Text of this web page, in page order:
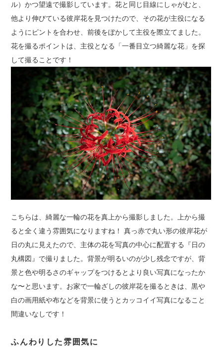
ル）かつ望遠で撮影しています。花と同じ目線にしゃがむと、
他より伸びている彼岸花を見つけたので、その花が主役になる
ようにピントを合わせ、前後をぼかして主役を際立てました。
花を撮るポイントは、主役となる「一番目立つ綺麗な花」を探
して撮ることです！
こちらは、綺麗な一輪の花を真上から撮影しました。上から撮
ると全く違う雰囲気になりますね！ 真っ赤で丸い形の彼岸花が
日の丸に見えたので、主体の花を写真の中心に配置する『日の
丸構図』で撮りました。背景が明るいのが少し残念ですが、背
景と色や明るさのギャップをつけるとより良い写真になったか
な〜と思います。お家で一輪ざしの彼岸花を撮るときは、黒や
白の画用紙や布などを背景に使うとカッコイイ写真になること
間違いなしです！
ふんわりした雰囲気に